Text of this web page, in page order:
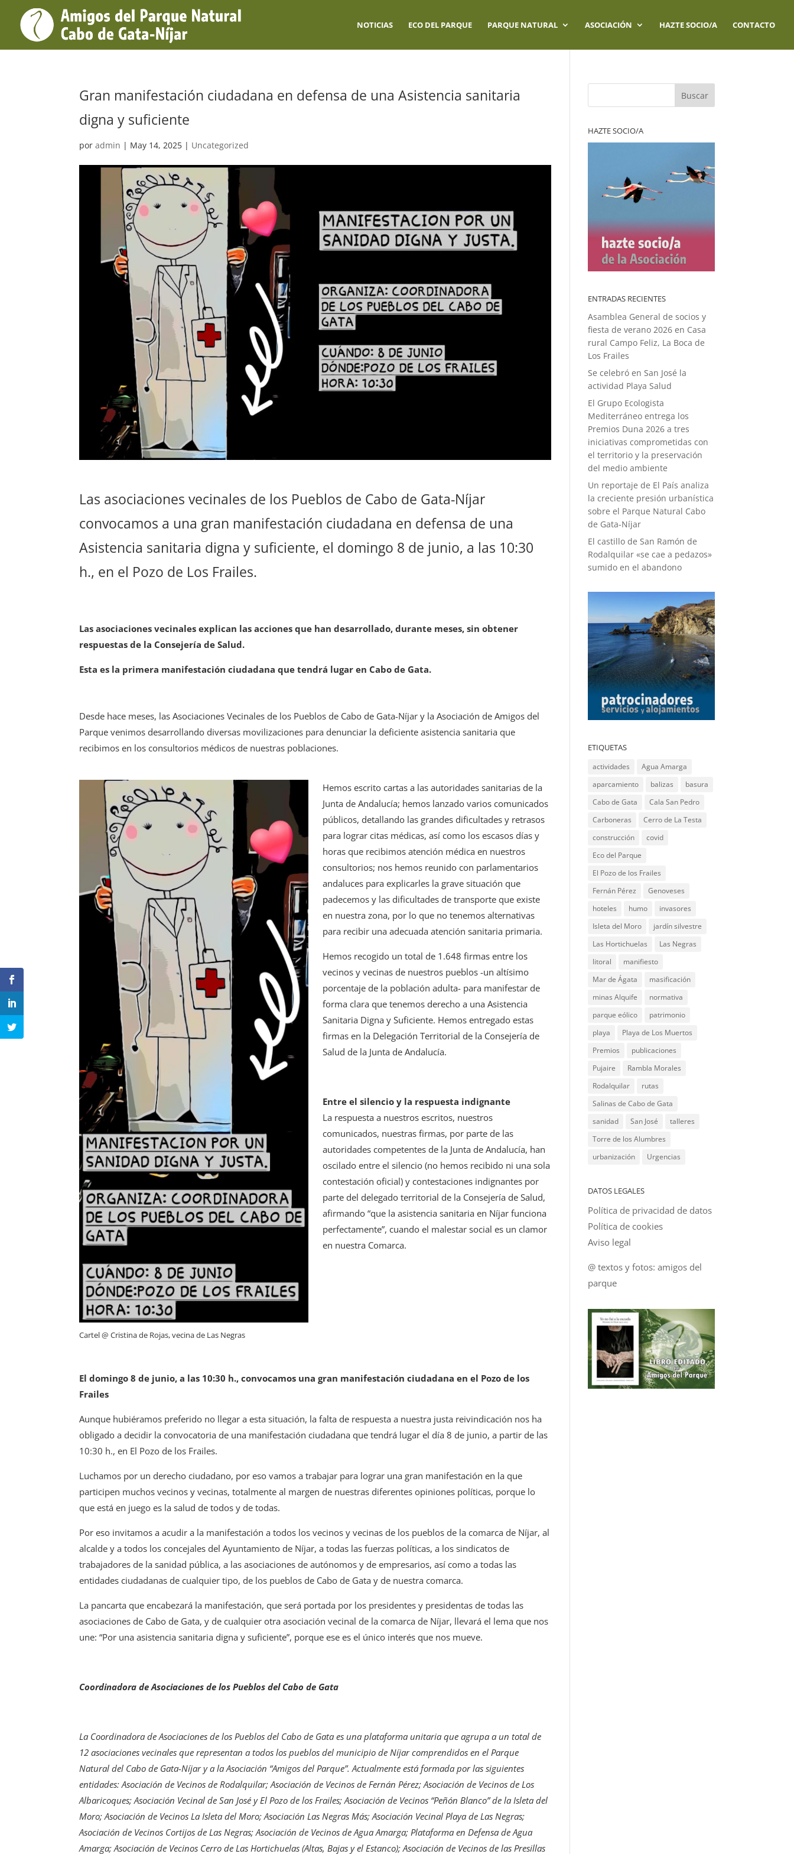
NOTICIAS ECO DEL PARQUE PARQUE NATURAL ASOCIACIÓN HAZTE SOCIO/A CONTACTO
Gran manifestación ciudadana en defensa de una Asistencia sanitaria
digna y suficiente
poradmin | May 14, 2025 | Uncategorized
Las asociaciones vecinales de los Pueblos de Cabo de Gata-Níjar
convocamos a una gran manifestación ciudadana en defensa de una
Asistencia sanitaria digna y suficiente, el domingo 8 de junio, a las 10:30
h., en el Pozo de Los Frailes.
Las asociaciones vecinales explican las acciones que han desarrollado, durante meses, sin obtener
respuestas de la Consejería de Salud.
Esta es la primera manifestación ciudadana que tendrá lugar en Cabo de Gata.
Desde hace meses, las Asociaciones Vecinales de los Pueblos de Cabo de Gata-Níjar y la Asociación de Amigos del
Parque venimos desarrollando diversas movilizaciones para denunciar la deficiente asistencia sanitaria que
recibimos en los consultorios médicos de nuestras poblaciones.
Cartel @ Cristina de Rojas, vecina de Las Negras
Hemos escrito cartas a las autoridades sanitarias de la
Junta de Andalucía; hemos lanzado varios comunicados
públicos, detallando las grandes dificultades y retrasos
para lograr citas médicas, así como los escasos días y
horas que recibimos atención médica en nuestros
consultorios; nos hemos reunido con parlamentarios
andaluces para explicarles la grave situación que
padecemos y las dificultades de transporte que existe
en nuestra zona, por lo que no tenemos alternativas
para recibir una adecuada atención sanitaria primaria.
Hemos recogido un total de 1.648 firmas entre los
vecinos y vecinas de nuestros pueblos -un altísimo
porcentaje de la población adulta- para manifestar de
forma clara que tenemos derecho a una Asistencia
Sanitaria Digna y Suficiente. Hemos entregado estas
firmas en la Delegación Territorial de la Consejería de
Salud de la Junta de Andalucía.
Entre el silencio y la respuesta indignante
La respuesta a nuestros escritos, nuestros
comunicados, nuestras firmas, por parte de las
autoridades competentes de la Junta de Andalucía, han
oscilado entre el silencio (no hemos recibido ni una sola
contestación oficial) y contestaciones indignantes por
parte del delegado territorial de la Consejería de Salud,
afirmando “que la asistencia sanitaria en Níjar funciona
perfectamente”, cuando el malestar social es un clamor
en nuestra Comarca.
El domingo 8 de junio, a las 10:30 h., convocamos una gran manifestación ciudadana en el Pozo de los
Frailes
Aunque hubiéramos preferido no llegar a esta situación, la falta de respuesta a nuestra justa reivindicación nos ha
obligado a decidir la convocatoria de una manifestación ciudadana que tendrá lugar el día 8 de junio, a partir de las
10:30 h., en El Pozo de los Frailes.
Luchamos por un derecho ciudadano, por eso vamos a trabajar para lograr una gran manifestación en la que
participen muchos vecinos y vecinas, totalmente al margen de nuestras diferentes opiniones políticas, porque lo
que está en juego es la salud de todos y de todas.
Por eso invitamos a acudir a la manifestación a todos los vecinos y vecinas de los pueblos de la comarca de Níjar, al
alcalde y a todos los concejales del Ayuntamiento de Níjar, a todas las fuerzas políticas, a los sindicatos de
trabajadores de la sanidad pública, a las asociaciones de autónomos y de empresarios, así como a todas las
entidades ciudadanas de cualquier tipo, de los pueblos de Cabo de Gata y de nuestra comarca.
La pancarta que encabezará la manifestación, que será portada por los presidentes y presidentas de todas las
asociaciones de Cabo de Gata, y de cualquier otra asociación vecinal de la comarca de Níjar, llevará el lema que nos
une: “Por una asistencia sanitaria digna y suficiente”, porque ese es el único interés que nos mueve.
Coordinadora de Asociaciones de los Pueblos del Cabo de Gata
La Coordinadora de Asociaciones de los Pueblos del Cabo de Gata es una plataforma unitaria que agrupa a un total de
12 asociaciones vecinales que representan a todos los pueblos del municipio de Níjar comprendidos en el Parque
Natural del Cabo de Gata-Níjar y a la Asociación “Amigos del Parque”. Actualmente está formada por las siguientes
entidades: Asociación de Vecinos de Rodalquilar; Asociación de Vecinos de Fernán Pérez; Asociación de Vecinos de Los
Albaricoques; Asociación Vecinal de San José y El Pozo de los Frailes; Asociación de Vecinos “Peñón Blanco” de la Isleta del
Moro; Asociación de Vecinos La Isleta del Moro; Asociación Las Negras Más; Asociación Vecinal Playa de Las Negras;
Asociación de Vecinos Cortijos de Las Negras; Asociación de Vecinos de Agua Amarga; Plataforma en Defensa de Agua
Amarga; Asociación de Vecinos Cerro de Las Hortichuelas (Altas, Bajas y el Estanco); Asociación de Vecinos de las Presillas
Buscar
HAZTE SOCIO/A
ENTRADAS RECIENTES
Asamblea General de socios y
fiesta de verano 2026 en Casa
rural Campo Feliz, La Boca de
Los Frailes
Se celebró en San José la
actividad Playa Salud
El Grupo Ecologista
Mediterráneo entrega los
Premios Duna 2026 a tres
iniciativas comprometidas con
el territorio y la preservación
del medio ambiente
Un reportaje de El País analiza
la creciente presión urbanística
sobre el Parque Natural Cabo
de Gata-Níjar
El castillo de San Ramón de
Rodalquilar «se cae a pedazos»
sumido en el abandono
ETIQUETAS
actividades
Agua Amarga
aparcamiento
balizas
basura
Cabo de Gata
Cala San Pedro
Carboneras
Cerro de La Testa
construcción
covid
Eco del Parque
El Pozo de los Frailes
Fernán Pérez
Genoveses
hoteles
humo
invasores
Isleta del Moro
jardín silvestre
Las Hortichuelas
Las Negras
litoral
manifiesto
Mar de Ágata
masificación
minas Alquife
normativa
parque eólico
patrimonio
playa
Playa de Los Muertos
Premios
publicaciones
Pujaire
Rambla Morales
Rodalquilar
rutas
Salinas de Cabo de Gata
sanidad
San José
talleres
Torre de los Alumbres
urbanización
Urgencias
DATOS LEGALES
Política de privacidad de datos
Política de cookies
Aviso legal
@ textos y fotos: amigos del
parque